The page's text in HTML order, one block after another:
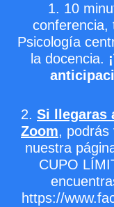
1. 10
conferencia,
Psicología
la docencia.
2. Si llegaras
Zoom, podrás
nuestra
CUPO
https://